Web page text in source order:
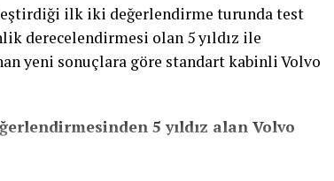
ilk iki değerlendirme turunda test
derecelendirmesi olan 5 yıldız ile
yeni sonuçlara göre standart kabinli Volvo
5 yıldız alan Volvo